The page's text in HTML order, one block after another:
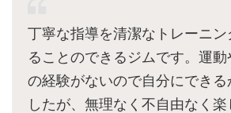
丁寧な指導を清潔なトレーニ
ることのできるジムです。運
の経験がないので自分にでき
したが、無理なく不自由なく